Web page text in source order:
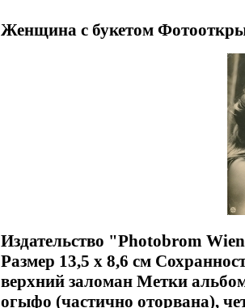
Женщина с букетом
Издательство "Photobrom
Размер 13,5 х 8,6 см
верхний заломан Метки
огыфо (частично оторвана),